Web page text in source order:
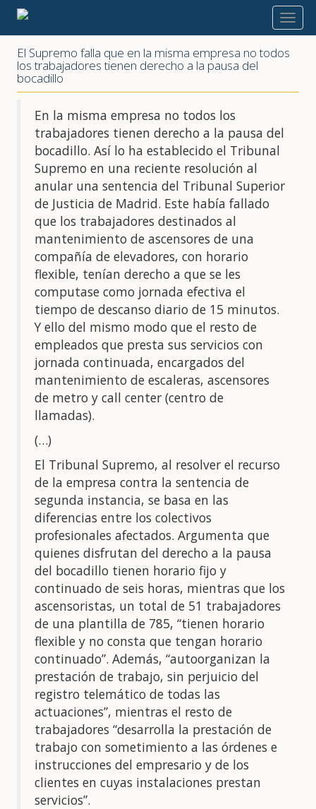
2022
El Supremo falla que en la misma empresa no todos
los trabajadores tienen derecho a la pausa del
bocadillo
En la misma empresa no todos los
trabajadores tienen derecho a la pausa del
bocadillo. Así lo ha establecido el Tribunal
Supremo en una reciente resolución al
anular una sentencia del Tribunal Superior
de Justicia de Madrid. Este había fallado
que los trabajadores destinados al
mantenimiento de ascensores de una
compañía de elevadores, con horario
flexible, tenían derecho a que se les
computase como jornada efectiva el
tiempo de descanso diario de 15 minutos.
Y ello del mismo modo que el resto de
empleados que presta sus servicios con
jornada continuada, encargados del
mantenimiento de escaleras, ascensores
de metro y call center (centro de
llamadas).
(…)
El Tribunal Supremo, al resolver el recurso
de la empresa contra la sentencia de
segunda instancia, se basa en las
diferencias entre los colectivos
profesionales afectados. Argumenta que
quienes disfrutan del derecho a la pausa
del bocadillo tienen horario fijo y
continuado de seis horas, mientras que los
ascensoristas, un total de 51 trabajadores
de una plantilla de 785, “tienen horario
flexible y no consta que tengan horario
continuado”. Además, “autoorganizan la
prestación de trabajo, sin perjuicio del
registro telemático de todas las
actuaciones”, mientras el resto de
trabajadores “desarrolla la prestación de
trabajo con sometimiento a las órdenes e
instrucciones del empresario y de los
clientes en cuyas instalaciones prestan
servicios”.